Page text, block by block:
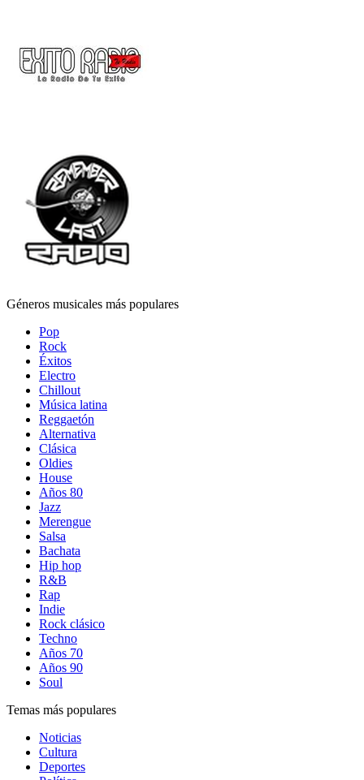
Géneros musicales más populares
Pop
Rock
Éxitos
Electro
Chillout
Música latina
Reggaetón
Alternativa
Clásica
Oldies
House
Años 80
Jazz
Merengue
Salsa
Bachata
Hip hop
R&B
Rap
Indie
Rock clásico
Techno
Años 70
Años 90
Soul
Temas más populares
Noticias
Cultura
Deportes